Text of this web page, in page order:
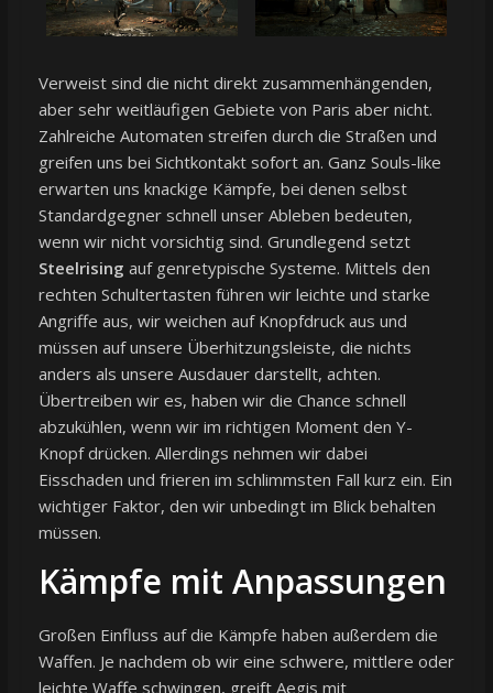
Verweist sind die nicht direkt zusammenhängenden,
aber sehr weitläufigen Gebiete von Paris aber nicht.
Zahlreiche Automaten streifen durch die Straßen und
greifen uns bei Sichtkontakt sofort an. Ganz Souls-like
erwarten uns knackige Kämpfe, bei denen selbst
Standardgegner schnell unser Ableben bedeuten,
wenn wir nicht vorsichtig sind. Grundlegend setzt
Steelrising auf genretypische Systeme. Mittels den
rechten Schultertasten führen wir leichte und starke
Angriffe aus, wir weichen auf Knopfdruck aus und
müssen auf unsere Überhitzungsleiste, die nichts
anders als unsere Ausdauer darstellt, achten.
Übertreiben wir es, haben wir die Chance schnell
abzukühlen, wenn wir im richtigen Moment den Y-
Knopf drücken. Allerdings nehmen wir dabei
Eisschaden und frieren im schlimmsten Fall kurz ein. Ein
wichtiger Faktor, den wir unbedingt im Blick behalten
müssen.
Kämpfe mit Anpassungen
Großen Einfluss auf die Kämpfe haben außerdem die
Waffen. Je nachdem ob wir eine schwere, mittlere oder
leichte Waffe schwingen, greift Aegis mit